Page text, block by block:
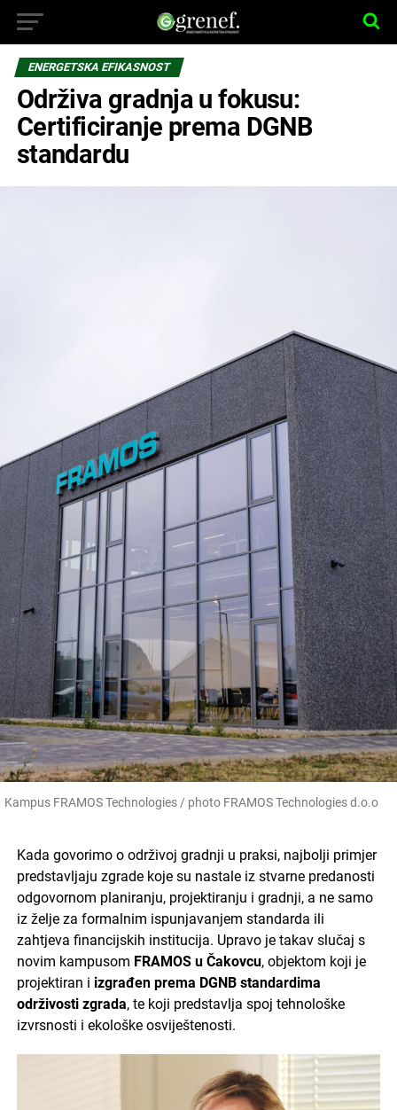
ENERGETSKA EFIKASNOST
Održiva gradnja u fokusu:
Certificiranje prema DGNB
standardu
Kampus FRAMOS Technologies / photo FRAMOS Technologies d.o.o
Kada govorimo o održivoj gradnji u praksi, najbolji primjer
predstavljaju zgrade koje su nastale iz stvarne predanosti
odgovornom planiranju, projektiranju i gradnji, a ne samo
iz želje za formalnim ispunjavanjem standarda ili
zahtjeva financijskih institucija. Upravo je takav slučaj s
novim kampusom FRAMOS u Čakovcu, objektom koji je
projektiran i izgrađen prema DGNB standardima
održivosti zgrada, te koji predstavlja spoj tehnološke
izvrsnosti i ekološke osviještenosti.